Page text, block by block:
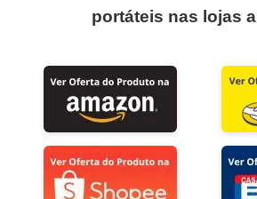
portáteis nas lojas